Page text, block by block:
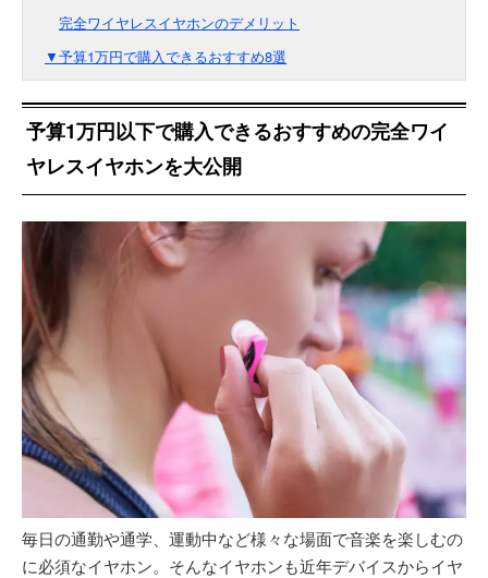
完全ワイヤレスイヤホンのデメリット
▼予算1万円で購入できるおすすめ8選
予算1万円以下で購入できるおすすめの完全ワイ
ヤレスイヤホンを大公開
毎日の通勤や通学、運動中など様々な場面で音楽を楽しむの
に必須なイヤホン。そんなイヤホンも近年デバイスからイヤ